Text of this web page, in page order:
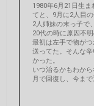
1980年6月21日生
てと、9月に2人目
2人姉妹の末っ子で
20代の時に原因不
最初は左手で物が
送ってた。そんな
かった。
いつ治るかもわか
月で回復し、今ま